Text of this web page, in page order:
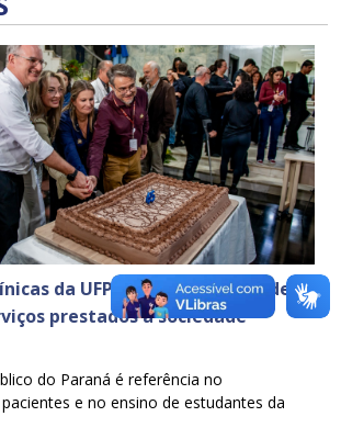
da UFPR celebra 65 anos de
prestados à sociedade
do Paraná é referência no
e no ensino de estudantes da